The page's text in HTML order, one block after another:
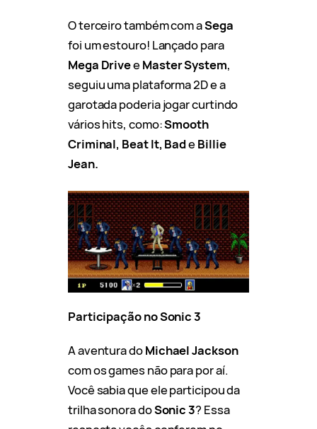
O terceiro também com aSega
foi um estouro! Lançado para
Mega DriveeMaster System,
seguiu uma plataforma 2D e a
garotada poderia jogar curtindo
vários hits, como:Smooth
Criminal, Beat It, BadeBillie
Jean.
Participação no Sonic 3
A aventura doMichael Jackson
com os games não para por aí.
Você sabia que ele participou da
trilha sonora doSonic 3? Essa